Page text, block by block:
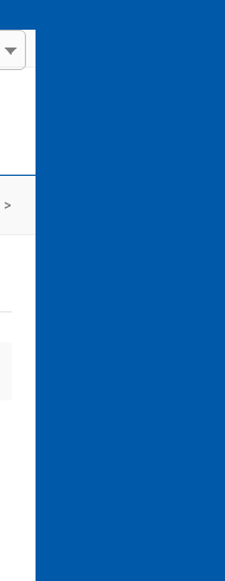
>